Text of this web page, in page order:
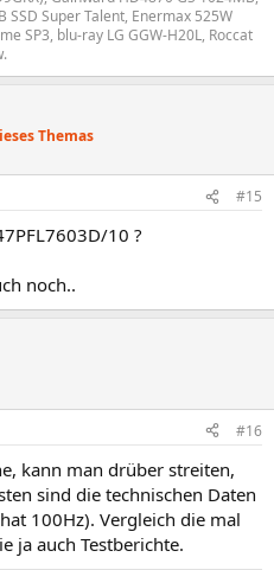
SSD Super Talent, Enermax 525W
SP3, blu-ray LG GGW-H20L, Roccat
Themas
#15
10 ?
noch..
#16
kann man drüber streiten,
sind die technischen Daten
100Hz). Vergleich die mal
ja auch Testberichte.